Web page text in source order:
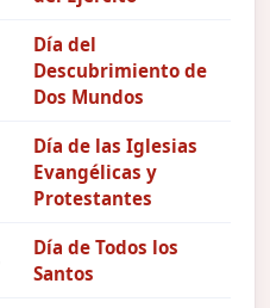
Día del
Descubrimiento de
Dos Mundos
Día de las Iglesias
Evangélicas y
Protestantes
Día de Todos los
Santos